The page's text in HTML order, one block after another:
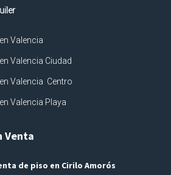
Valencia
Valencia Ciudad
Valencia Centro
Valencia Playa
Venta
de piso en Cirilo Amorós